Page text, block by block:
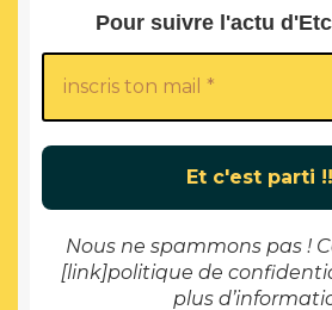
Pour suivre l'actu
Nous ne spammons pas !
[link]politique de
plus